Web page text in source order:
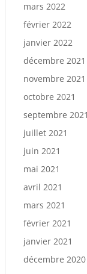
mars 2022
février 2022
janvier 2022
décembre 2021
novembre 2021
octobre 2021
septembre 2021
juillet 2021
juin 2021
mai 2021
avril 2021
mars 2021
février 2021
janvier 2021
décembre 2020